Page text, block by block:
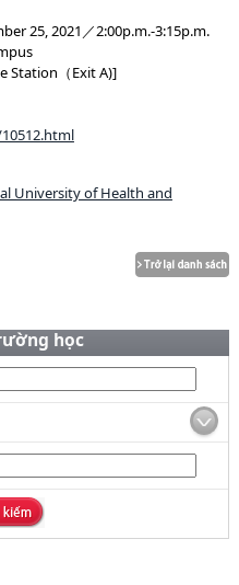
25, 2021／2:00p.m.-3:15p.m.
Station（Exit A)]
University of Health and
học